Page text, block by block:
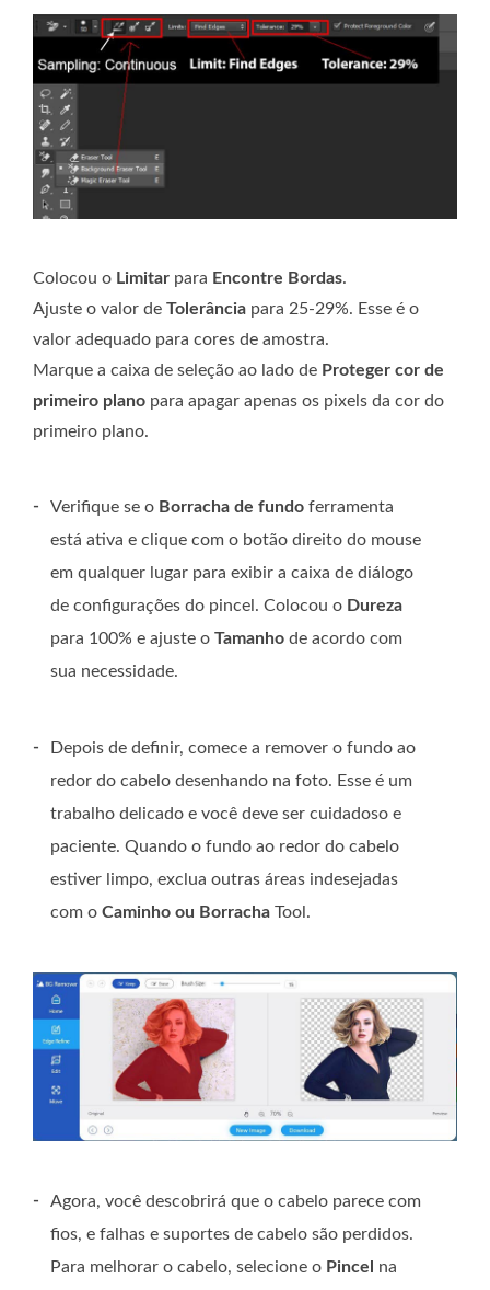
Colocou o Limitar para Encontre Bordas.
Ajuste o valor de Tolerância para 25-29%. Esse é o
valor adequado para cores de amostra.
Marque a caixa de seleção ao lado de Proteger cor de
primeiro plano para apagar apenas os pixels da cor do
primeiro plano.
- Verifique se o Borracha de fundo ferramenta
está ativa e clique com o botão direito do mouse
em qualquer lugar para exibir a caixa de diálogo
de configurações do pincel. Colocou o Dureza
para 100% e ajuste o Tamanho de acordo com
sua necessidade.
-
Depois de definir, comece a remover o fundo ao
redor do cabelo desenhando na foto. Esse é um
trabalho delicado e você deve ser cuidadoso e
paciente. Quando o fundo ao redor do cabelo
estiver limpo, exclua outras áreas indesejadas
com o Caminho ou Borracha Tool.
-
Agora, você descobrirá que o cabelo parece com
fios, e falhas e suportes de cabelo são perdidos.
Para melhorar o cabelo, selecione o Pincel
na